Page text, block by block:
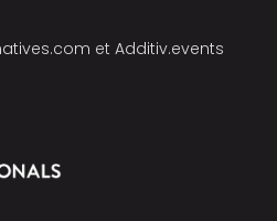
et Additiv.events